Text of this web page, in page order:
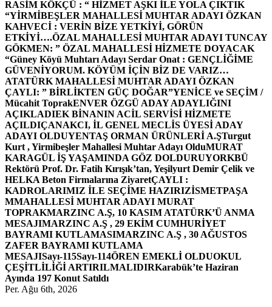
RASİM KÖKÇÜ : “ HİZMET AŞKI İLE YOLA ÇIKTIK
“YİRMİBEŞLER MAHALLESİ MUHTAR ADAYI ÖZKAN
KAHVECİ : VERİN BİZE YETKİYİ, GÖRÜN
ETKİYİ….ÖZAL MAHALLESİ MUHTAR ADAYI TUNCAY
GÖKMEN: ” ÖZAL MAHALLESİ HİZMETE DOYACAK
“Güney Köyü Muhtarı Adayı Serdar Onat : GENÇLİĞİME
GÜVENİYORUM. KÖYÜM İÇİN BİZ DE VARIZ…
ATATÜRK MAHALLESİ MUHTAR ADAYI ÖZKAN
ÇAYLI: ” BİRLİKTEN GÜÇ DOĞAR”YENİCE ve SEÇİM /
Mücahit ToprakENVER ÖZGÜ ADAY ADAYLIĞINI
AÇIKLADIEK BİNANIN ACİL SERVİSİ HİZMETE
AÇILDIÇANAKCI, İL GENEL MECLİS ÜYESİ ADAY
ADAYI OLDUYENTAŞ ORMAN ÜRÜNLERİ A.ŞTurgut
Kurt , Yirmibeşler Mahallesi Muhtar Adayı OlduMURAT
KARAGÜL İŞ YAŞAMINDA GÖZ DOLDURUYORKBÜ
Rektörü Prof. Dr. Fatih Kırışık’tan, Yeşilyurt Demir Çelik ve
HELKA Beton Firmalarına ZiyaretÇAYLI :
KADROLARIMIZ İLE SEÇİME HAZIRIZİSMETPAŞA
MMAHALLESİ MUHTAR ADAYI MURAT
TOPRAKMARZINC A.Ş, 10 KASIM ATATÜRK’Ü ANMA
MESAJIMARZINC A.Ş , 29 EKİM CUMHURİYET
BAYRAMI KUTLAMASIMARZINC A.Ş , 30 AĞUSTOS
ZAFER BAYRAMI KUTLAMA
MESAJISayı-115Sayı-114ÖREN EMEKLİ OLDUOKUL
ÇEŞİTLİLİĞİ ARTIRILMALIDIRKarabük’te Haziran
Ayında 197 Konut Satıldı
Per. Ağu 6th, 2026